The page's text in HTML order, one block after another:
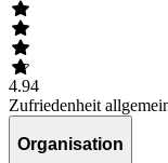
4.94
Zufriedenheit
Organisation